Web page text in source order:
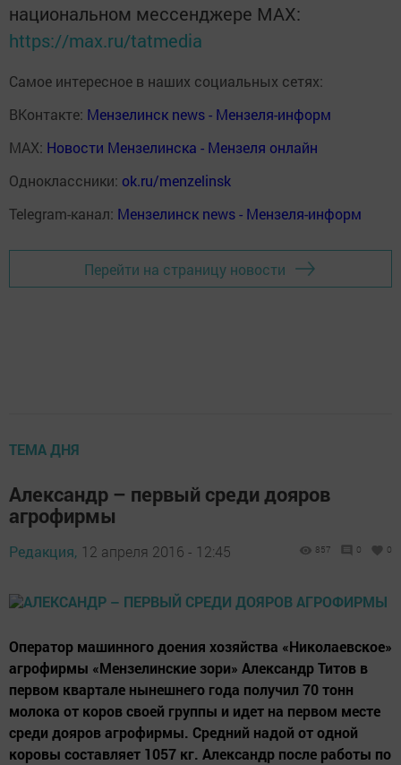
национальном мессенджере MАХ:
https://max.ru/tatmedia
Самое интересное в наших социальных сетях:
ВКонтакте: Мензелинск news - Мензеля-информ
MAX: Новости Мензелинска - Мензеля онлайн
Одноклассники: ok.ru/menzelinsk
Telegram-канал: Мензелинск news - Мензеля-информ
Перейти на страницу новости
ТЕМА ДНЯ
Александр – первый среди дояров
агрофирмы
Редакция, 12 апреля 2016 - 12:45 857 0 0
Оператор машинного доения хозяйства «Николаевское»
агрофирмы «Мензелинские зори» Александр Титов в
первом квартале нынешнего года получил 70 тонн
молока от коров своей группы и идет на первом месте
среди дояров агрофирмы. Средний надой от одной
коровы составляет 1057 кг. Александр после работы по